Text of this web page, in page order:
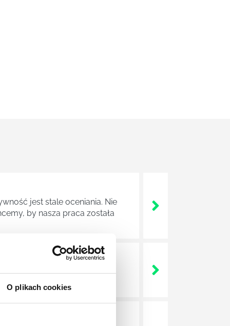
O plikach cookies
jest stale oceniania. Nie
by nasza praca została
umysły, mechanizmów